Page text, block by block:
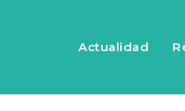
Actualidad